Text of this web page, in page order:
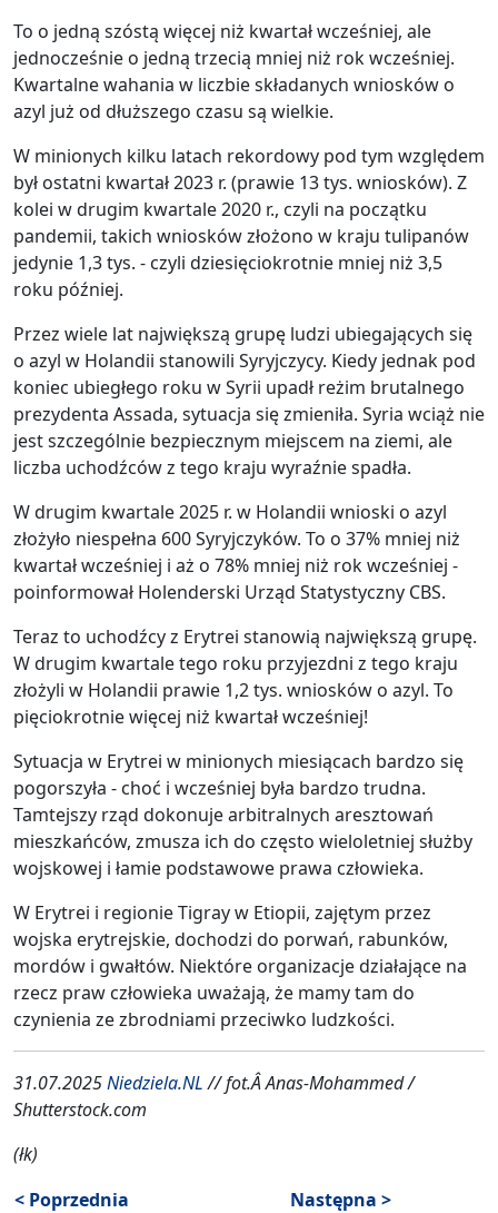
To o jedną szóstą więcej niż kwartał wcześniej, ale
jednocześnie o jedną trzecią mniej niż rok wcześniej.
Kwartalne wahania w liczbie składanych wniosków o
azyl już od dłuższego czasu są wielkie.
W minionych kilku latach rekordowy pod tym względem
był ostatni kwartał 2023 r. (prawie 13 tys. wniosków). Z
kolei w drugim kwartale 2020 r., czyli na początku
pandemii, takich wniosków złożono w kraju tulipanów
jedynie 1,3 tys. - czyli dziesięciokrotnie mniej niż 3,5
roku później.
Przez wiele lat największą grupę ludzi ubiegających się
o azyl w Holandii stanowili Syryjczycy. Kiedy jednak pod
koniec ubiegłego roku w Syrii upadł reżim brutalnego
prezydenta Assada, sytuacja się zmieniła. Syria wciąż nie
jest szczególnie bezpiecznym miejscem na ziemi, ale
liczba uchodźców z tego kraju wyraźnie spadła.
W drugim kwartale 2025 r. w Holandii wnioski o azyl
złożyło niespełna 600 Syryjczyków. To o 37% mniej niż
kwartał wcześniej i aż o 78% mniej niż rok wcześniej -
poinformował Holenderski Urząd Statystyczny CBS.
Teraz to uchodźcy z Erytrei stanowią największą grupę.
W drugim kwartale tego roku przyjezdni z tego kraju
złożyli w Holandii prawie 1,2 tys. wniosków o azyl. To
pięciokrotnie więcej niż kwartał wcześniej!
Sytuacja w Erytrei w minionych miesiącach bardzo się
pogorszyła - choć i wcześniej była bardzo trudna.
Tamtejszy rząd dokonuje arbitralnych aresztowań
mieszkańców, zmusza ich do często wieloletniej służby
wojskowej i łamie podstawowe prawa człowieka.
W Erytrei i regionie Tigray w Etiopii, zajętym przez
wojska erytrejskie, dochodzi do porwań, rabunków,
mordów i gwałtów. Niektóre organizacje działające na
rzecz praw człowieka uważają, że mamy tam do
czynienia ze zbrodniami przeciwko ludzkości.
31.07.2025Niedziela.NL// fot.ÂAnas-Mohammed /
Shutterstock.com
(łk)
< Poprzednia
Następna >